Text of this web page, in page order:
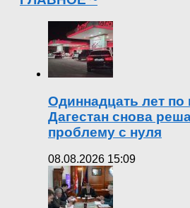
Одиннадцать лет по
Дагестан снова
проблему с нуля
08.08.2026 15:09